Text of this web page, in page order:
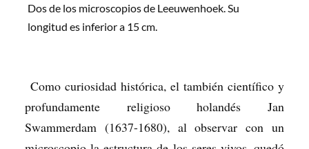
Dos de los microscopios de Leeuwenhoek. Su
longitud es inferior a 15 cm.
Como curiosidad histórica, el también científico y
profundamente religioso holandés Jan
Swammerdam (1637-1680), al observar con un